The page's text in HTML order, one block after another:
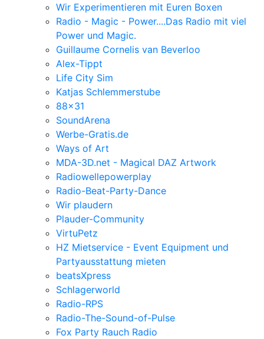
Wir Experimentieren mit Euren Boxen
Radio - Magic - Power....Das Radio mit viel
Power und Magic.
Guillaume Cornelis van Beverloo
Alex-Tippt
Life City Sim
Katjas Schlemmerstube
88x31
SoundArena
Werbe-Gratis.de
Ways of Art
MDA-3D.net - Magical DAZ Artwork
Radiowellepowerplay
Radio-Beat-Party-Dance
Wir plaudern
Plauder-Community
VirtuPetz
HZ Mietservice - Event Equipment und
Partyausstattung mieten
beatsXpress
Schlagerworld
Radio-RPS
Radio-The-Sound-of-Pulse
Fox Party Rauch Radio